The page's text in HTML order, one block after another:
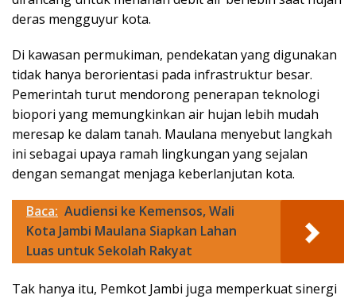
deras mengguyur kota.
Di kawasan permukiman, pendekatan yang digunakan
tidak hanya berorientasi pada infrastruktur besar.
Pemerintah turut mendorong penerapan teknologi
biopori yang memungkinkan air hujan lebih mudah
meresap ke dalam tanah. Maulana menyebut langkah
ini sebagai upaya ramah lingkungan yang sejalan
dengan semangat menjaga keberlanjutan kota.
Baca: Audiensi ke Kemensos, Wali
Kota Jambi Maulana Siapkan Lahan
Luas untuk Sekolah Rakyat
Tak hanya itu, Pemkot Jambi juga memperkuat sinergi